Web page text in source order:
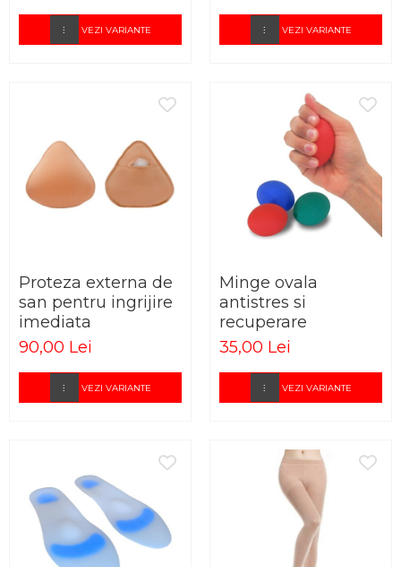
VEZI VARIANTE VEZI VARIANTE
Proteza externa de
san pentru ingrijire
imediata
90,00 Lei
VEZI VARIANTE
Minge ovala
antistres si
recuperare
35,00 Lei
VEZI VARIANTE